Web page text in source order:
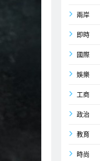
兩岸
即時
國際
娛樂
工商
政治
教育
時尚